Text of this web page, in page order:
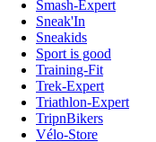
Smash-Expert
Sneak'In
Sneakids
Sport is good
Training-Fit
Trek-Expert
Triathlon-Expert
TripnBikers
Vélo-Store